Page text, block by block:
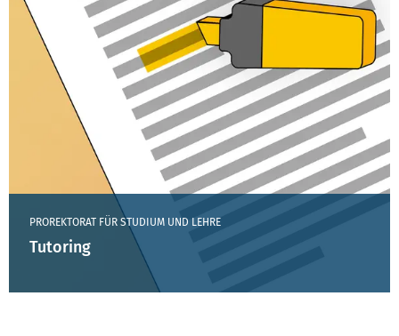
PROREKTORAT FÜR STUDIUM UND LEHRE
Tutoring